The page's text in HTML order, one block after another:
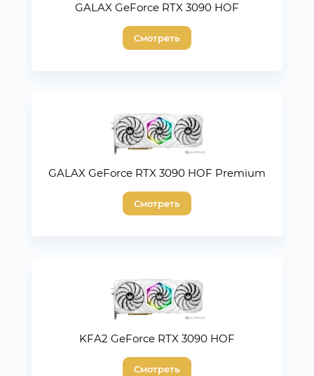
GALAX GeForce RTX 3090 HOF
Смотреть
GALAX GeForce RTX 3090 HOF Premium
Смотреть
KFA2 GeForce RTX 3090 HOF
Смотреть